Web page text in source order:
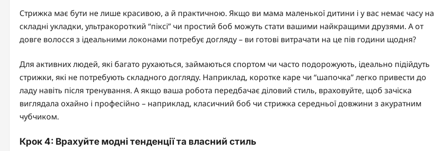
Стрижка має бути не лише красивою, а й практичною. Якщо ви мама маленької дитини і у вас немає часу на
складні укладки, ультракороткий “піксі” чи простий боб можуть стати вашими найкращими друзями. А от
довге волосся з ідеальними локонами потребує догляду – ви готові витрачати на це пів години щодня?
Для активних людей, які багато рухаються, займаються спортом чи часто подорожують, ідеально підійдуть
стрижки, які не потребують складного догляду. Наприклад, коротке каре чи “шапочка” легко привести до
ладу навіть після тренування. А якщо ваша робота передбачає діловий стиль, враховуйте, щоб зачіска
виглядала охайно і професійно – наприклад, класичний боб чи стрижка середньої довжини з акуратним
чубчиком.
Крок 4: Врахуйте модні тенденції та власний стиль